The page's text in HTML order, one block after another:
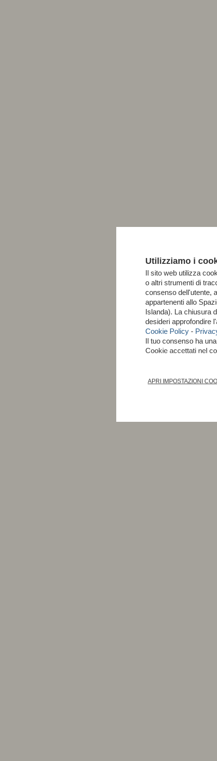
Utilizziamo i
Il sito web utilizza
o altri strumenti di
consenso dell'utente,
appartenenti allo
Islanda). La chiusura
desideri approfondire
Cookie Policy -
Il tuo consenso ha
Cookie accettati nel
APRI IMPOSTAZIONI